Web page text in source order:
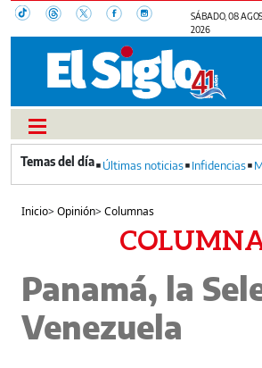
SÁBADO, 08
2026
Últimas noticias Infidencias
Inicio>Opinión>Columnas
Panamá, la
Venezuela